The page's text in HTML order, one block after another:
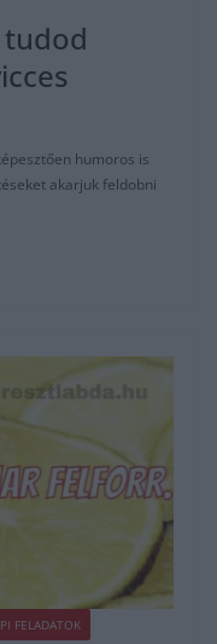
tudod
humoros is
akarjuk feldobni
FELADATOK